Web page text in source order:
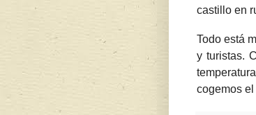
castillo en
Todo está
y turistas.
cogemos